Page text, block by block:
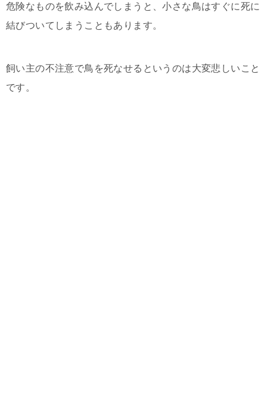
危険なものを飲み込んでしまうと、小さな鳥はすぐに死に
結びついてしまうこともあります。
飼い主の不注意で鳥を死なせるというのは大変悲しいこと
です。